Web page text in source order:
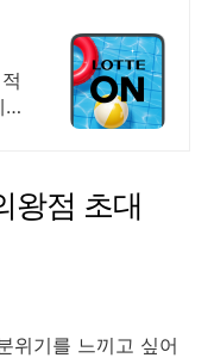
왕점 초대
위기를 느끼고 싶어